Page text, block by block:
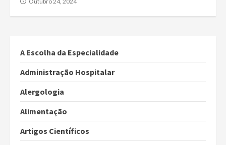
A Escolha da Especialidade
Administração Hospitalar
Alergologia
Alimentação
Artigos Científicos